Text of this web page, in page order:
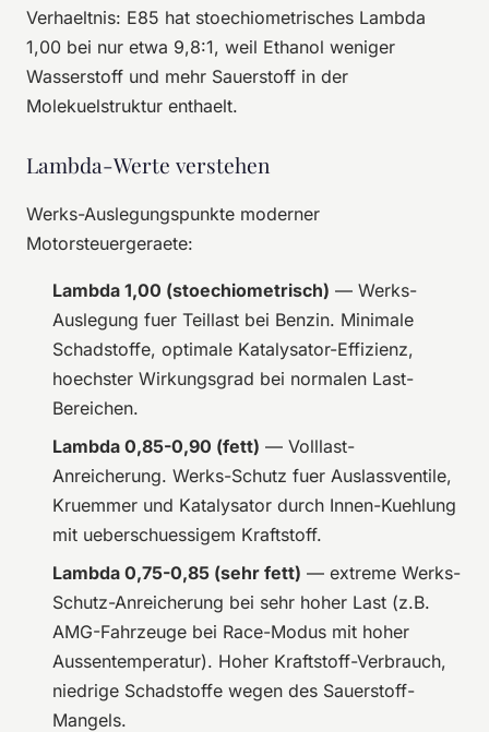
Verhaeltnis: E85 hat stoechiometrisches Lambda
1,00 bei nur etwa 9,8:1, weil Ethanol weniger
Wasserstoff und mehr Sauerstoff in der
Molekuelstruktur enthaelt.
Lambda-Werte verstehen
Werks-Auslegungspunkte moderner
Motorsteuergeraete:
Lambda 1,00 (stoechiometrisch) — Werks-
Auslegung fuer Teillast bei Benzin. Minimale
Schadstoffe, optimale Katalysator-Effizienz,
hoechster Wirkungsgrad bei normalen Last-
Bereichen.
Lambda 0,85-0,90 (fett) — Volllast-
Anreicherung. Werks-Schutz fuer Auslassventile,
Kruemmer und Katalysator durch Innen-Kuehlung
mit ueberschuessigem Kraftstoff.
Lambda 0,75-0,85 (sehr fett) — extreme Werks-
Schutz-Anreicherung bei sehr hoher Last (z.B.
AMG-Fahrzeuge bei Race-Modus mit hoher
Aussentemperatur). Hoher Kraftstoff-Verbrauch,
niedrige Schadstoffe wegen des Sauerstoff-
Mangels.